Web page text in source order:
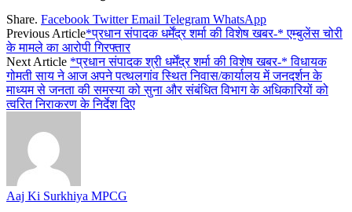
Share. Facebook Twitter Email Telegram WhatsApp
Previous Article*प्रधान संपादक धर्मेंद्र शर्मा की विशेष खबर-* एम्बुलेंस चोरी
के मामले का आरोपी गिरफ्तार
Next Article *प्रधान संपादक श्री धर्मेंद्र शर्मा की विशेष खबर-* विधायक
गोमती साय ने आज अपने पत्थलगांव स्थित निवास/कार्यालय में जनदर्शन के
माध्यम से जनता की समस्या को सुना और संबंधित विभाग के अधिकारियों को
त्वरित निराकरण के निर्देश दिए
Aaj Ki Surkhiya MPCG